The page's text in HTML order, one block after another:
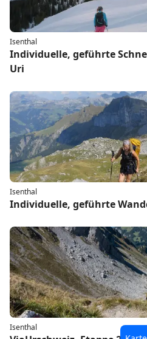
Isenthal
Individuelle, geführte
Uri
Isenthal
Individuelle, geführte
Isenthal